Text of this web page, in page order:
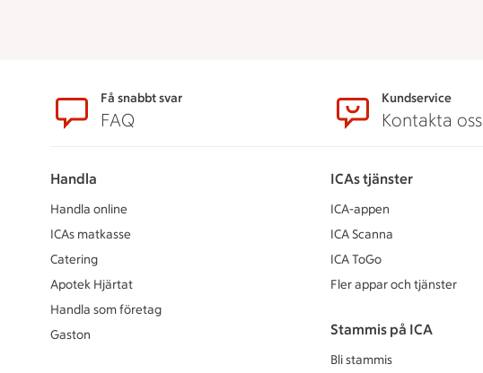
SidfotFå snabbt svar
FAQ
Kundservice
Kontakta oss
Handla
Handla online
ICAs matkasse
Catering
Apotek Hjärtat
Handla som företag
Gaston
ICAs tjänster
ICA-appen
ICA Scanna
ICA ToGo
Fler appar och tjänster
Stammis på ICA
Bli stammis